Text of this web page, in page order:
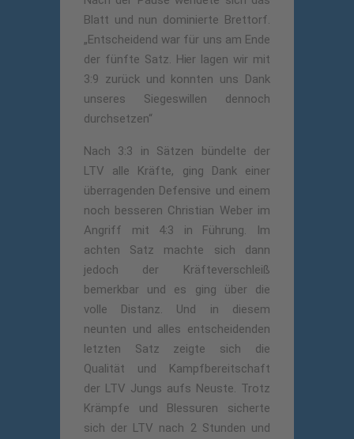
Blatt und nun dominierte Brettorf.
„Entscheidend war für uns am Ende
der fünfte Satz. Hier lagen wir mit
3:9 zurück und konnten uns Dank
unseres Siegeswillen dennoch
durchsetzen“
Nach 3:3 in Sätzen bündelte der
LTV alle Kräfte, ging Dank einer
überragenden Defensive und einem
noch besseren Christian Weber im
Angriff mit 4:3 in Führung. Im
achten Satz machte sich dann
jedoch der Kräfteverschleiß
bemerkbar und es ging über die
volle Distanz. Und in diesem
neunten und alles entscheidenden
letzten Satz zeigte sich die
Qualität und Kampfbereitschaft
der LTV Jungs aufs Neuste. Trotz
Krämpfe und Blessuren sicherte
sich der LTV nach 2 Stunden und